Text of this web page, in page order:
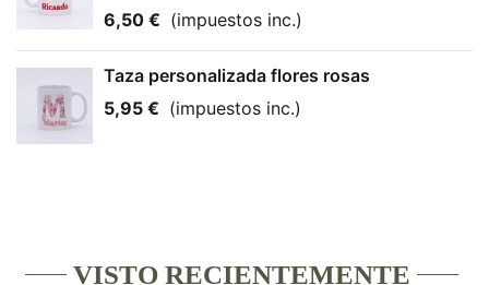
6,50 € (impuestos inc.)
Taza personalizada flores rosas
5,95 € (impuestos inc.)
VISTO RECIENTEMENTE